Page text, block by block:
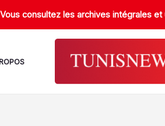
Vous consultez les archives intégrales et